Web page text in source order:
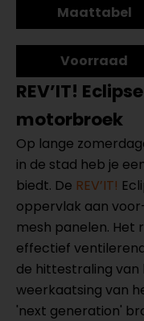
Maattabel
Voorraad
REV’IT!
motorbroek
Op lange
in de stad heb je
biedt. De REV’IT!
oppervlak aan
mesh panelen. Het
effectief
de hittestraling
weerkaatsing van
'next generation'